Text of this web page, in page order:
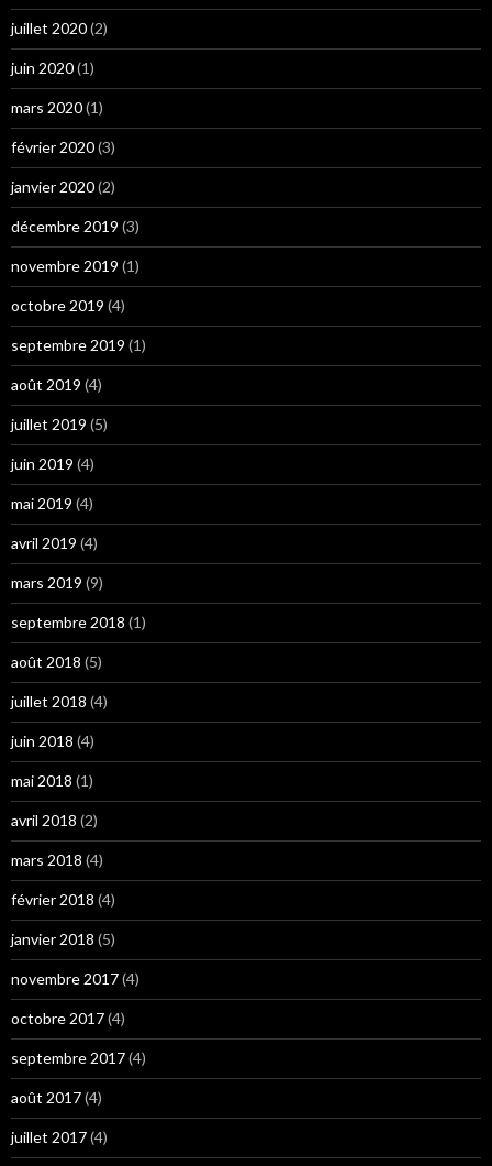
juillet 2020(2)
juin 2020(1)
mars 2020(1)
février 2020(3)
janvier 2020(2)
décembre 2019 (3)
novembre 2019 (1)
octobre 2019 (4)
septembre 2019 (1)
août 2019 (4)
juillet 2019 (5)
juin 2019 (4)
mai 2019 (4)
avril 2019 (4)
mars 2019 (9)
septembre 2018 (1)
août 2018 (5)
juillet 2018 (4)
juin 2018 (4)
mai 2018 (1)
avril 2018 (2)
mars 2018 (4)
février 2018 (4)
janvier 2018 (5)
novembre 2017(4)
octobre 2017(4)
septembre 2017(4)
août 2017(4)
juillet 2017(4)